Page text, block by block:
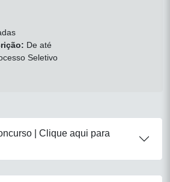
De até
Seletivo
| Clique aqui para